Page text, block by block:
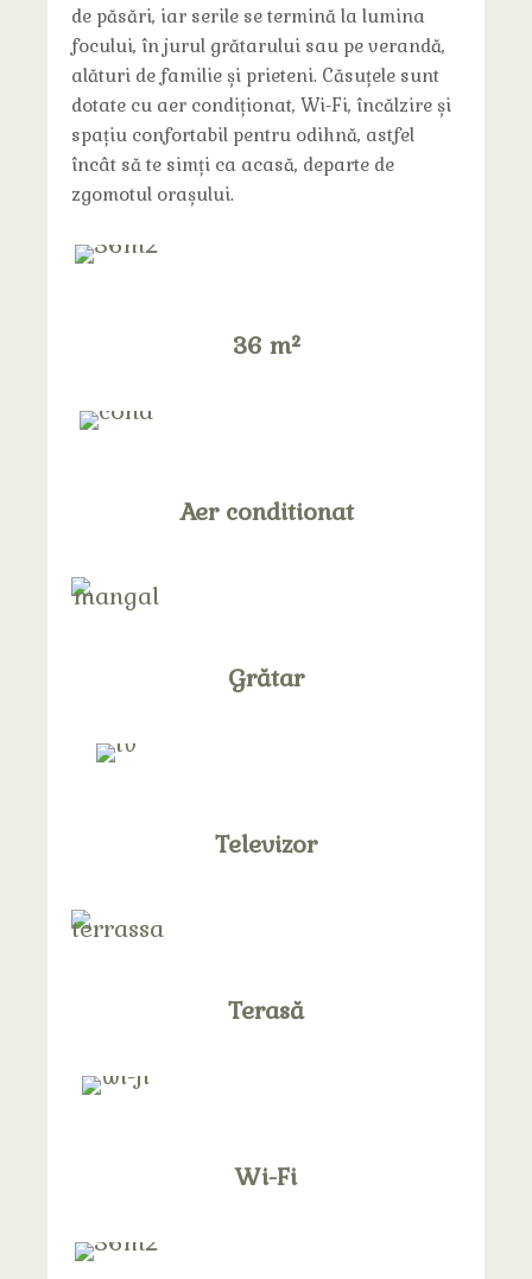
de păsări, iar serile se termină la lumina
focului, în jurul grătarului sau pe verandă,
alături de familie și prieteni. Căsuțele sunt
dotate cu aer condiționat, Wi-Fi, încălzire și
spațiu confortabil pentru odihnă, astfel
încât să te simți ca acasă, departe de
zgomotul orașului.
36 m²
Aer conditionat
Grătar
Televizor
Terasă
Wi-Fi